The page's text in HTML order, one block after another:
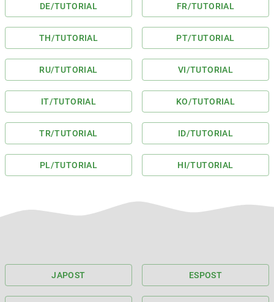
DE/TUTORIAL FR/TUTORIAL
TH/TUTORIAL PT/TUTORIAL
RU/TUTORIAL VI/TUTORIAL
IT/TUTORIAL KO/TUTORIAL
TR/TUTORIAL ID/TUTORIAL
PL/TUTORIAL HI/TUTORIAL
JAPOST ESPOST